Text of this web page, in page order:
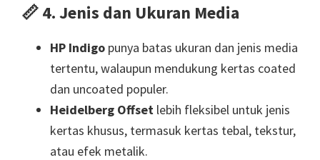
📏4. Jenis dan Ukuran Media
HP Indigo punya batas ukuran dan jenis media
tertentu, walaupun mendukung kertas coated
dan uncoated populer.
Heidelberg Offset lebih fleksibel untuk jenis
kertas khusus, termasuk kertas tebal, tekstur,
atau efek metalik.